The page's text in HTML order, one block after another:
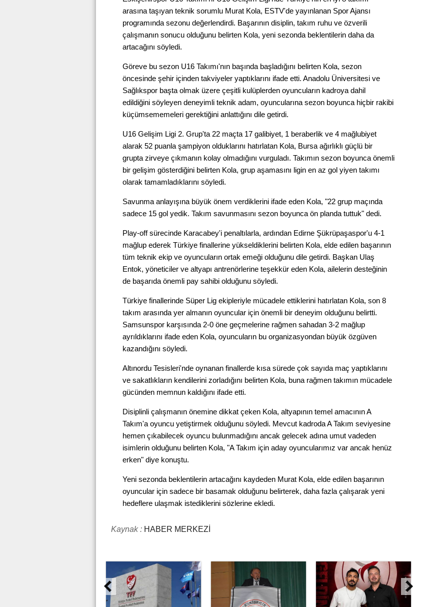
arasına taşıyan teknik sorumlu Murat Kola, ESTV'de yayınlanan Spor Ajansı
programında sezonu değerlendirdi. Başarının disiplin, takım ruhu ve özverili
çalışmanın sonucu olduğunu belirten Kola, yeni sezonda beklentilerin daha da
artacağını söyledi.
Göreve bu sezon U16 Takımı'nın başında başladığını belirten Kola, sezon
öncesinde şehir içinden takviyeler yaptıklarını ifade etti. Anadolu Üniversitesi ve
Sağlıkspor başta olmak üzere çeşitli kulüplerden oyuncuların kadroya dahil
edildiğini söyleyen deneyimli teknik adam, oyuncularına sezon boyunca hiçbir rakibi
küçümsememeleri gerektiğini anlattığını dile getirdi.
U16 Gelişim Ligi 2. Grup'ta 22 maçta 17 galibiyet, 1 beraberlik ve 4 mağlubiyet
alarak 52 puanla şampiyon olduklarını hatırlatan Kola, Bursa ağırlıklı güçlü bir
grupta zirveye çıkmanın kolay olmadığını vurguladı. Takımın sezon boyunca önemli
bir gelişim gösterdiğini belirten Kola, grup aşamasını ligin en az gol yiyen takımı
olarak tamamladıklarını söyledi.
Savunma anlayışına büyük önem verdiklerini ifade eden Kola, "22 grup maçında
sadece 15 gol yedik. Takım savunmasını sezon boyunca ön planda tuttuk" dedi.
Play-off sürecinde Karacabey'i penaltılarla, ardından Edirne Şükrüpaşaspor'u 4-1
mağlup ederek Türkiye finallerine yükseldiklerini belirten Kola, elde edilen başarının
tüm teknik ekip ve oyuncuların ortak emeği olduğunu dile getirdi. Başkan Ulaş
Entok, yöneticiler ve altyapı antrenörlerine teşekkür eden Kola, ailelerin desteğinin
de başarıda önemli pay sahibi olduğunu söyledi.
Türkiye finallerinde Süper Lig ekipleriyle mücadele ettiklerini hatırlatan Kola, son 8
takım arasında yer almanın oyuncular için önemli bir deneyim olduğunu belirtti.
Samsunspor karşısında 2-0 öne geçmelerine rağmen sahadan 3-2 mağlup
ayrıldıklarını ifade eden Kola, oyuncuların bu organizasyondan büyük özgüven
kazandığını söyledi.
Altınordu Tesisleri'nde oynanan finallerde kısa sürede çok sayıda maç yaptıklarını
ve sakatlıkların kendilerini zorladığını belirten Kola, buna rağmen takımın mücadele
gücünden memnun kaldığını ifade etti.
Disiplinli çalışmanın önemine dikkat çeken Kola, altyapının temel amacının A
Takım'a oyuncu yetiştirmek olduğunu söyledi. Mevcut kadroda A Takım seviyesine
hemen çıkabilecek oyuncu bulunmadığını ancak gelecek adına umut vadeden
isimlerin olduğunu belirten Kola, "A Takım için aday oyuncularımız var ancak henüz
erken" diye konuştu.
Yeni sezonda beklentilerin artacağını kaydeden Murat Kola, elde edilen başarının
oyuncular için sadece bir basamak olduğunu belirterek, daha fazla çalışarak yeni
hedeflere ulaşmak istediklerini sözlerine ekledi.
Kaynak : HABER MERKEZİ